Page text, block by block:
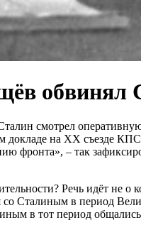
обвинял
смотрел
на ХХ съезде
фронта», – так
Речь идёт не
со Сталиным в период
в тот период